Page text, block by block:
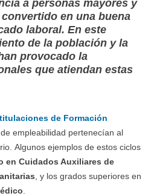
a personas mayores y
en una buena
laboral. En este
de la población y la
provocado la
que atiendan estas
titulaciones de Formación
empleabilidad pertenecían al
Algunos ejemplos de estos ciclos
en Cuidados Auxiliares de
, y los grados superiores en